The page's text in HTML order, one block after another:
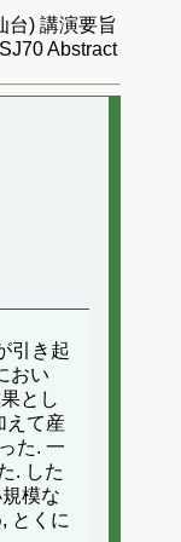
台) 講演要旨
Abstract
引き起
おい
とし
えて産
た. 一
. した
模な
とくに